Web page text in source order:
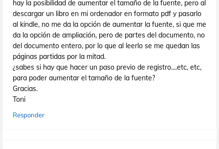
hay la posibilidad de aumentar el tamaño de la fuente, pero al
descargar un libro en mi ordenador en formato pdf y pasarlo
al kindle, no me da la opción de aumentar la fuente, si que me
da la opción de ampliación, pero de partes del documento, no
del documento entero, por lo que al leerlo se me quedan las
páginas partidas por la mitad.
¿sabes si hay que hacer un paso previo de registro....etc, etc,
para poder aumentar el tamaño de la fuente?
Gracias.
Toni
Responder